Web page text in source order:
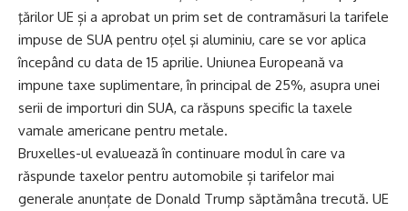
ţărilor UE și a aprobat un prim set de contramăsuri la tarifele
impuse de SUA pentru oţel şi aluminiu, care se vor aplica
începând cu data de 15 aprilie. Uniunea Europeană va
impune taxe suplimentare, în principal de 25%, asupra unei
serii de importuri din SUA, ca răspuns specific la taxele
vamale americane pentru metale.
Bruxelles-ul evaluează în continuare modul în care va
răspunde taxelor pentru automobile și tarifelor mai
generale anunțate de Donald Trump săptămâna trecută. UE